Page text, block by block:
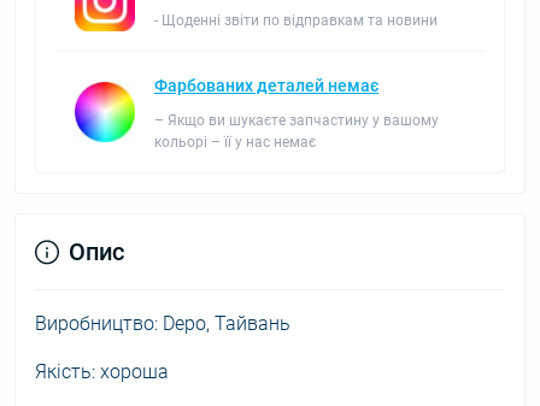
- Щоденні звіти по відправкам та новини
Фарбованих деталей немає
– Якщо ви шукаєте запчастину у вашому
кольорі – її у нас немає
Опис
Виробництво: Depo, Тайвань
Якість: хороша